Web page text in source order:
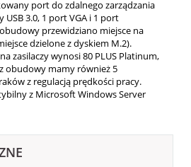
port do zdalnego zarządzania
USB 3.0, 1 port VGA i 1 port
przewidziano miejsce na
dzielone z dyskiem M.2).
zasilaczy wynosi 80 PLUS Platinum,
obudowy mamy również 5
z regulacją prędkości pracy.
z Microsoft Windows Server